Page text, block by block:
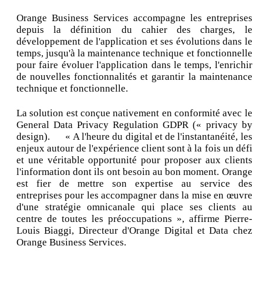
Orange Business Services accompagne les entreprises
depuis la définition du cahier des charges, le
développement de l'application et ses évolutions dans le
temps, jusqu'à la maintenance technique et fonctionnelle
pour faire évoluer l'application dans le temps, l'enrichir
de nouvelles fonctionnalités et garantir la maintenance
technique et fonctionnelle.
La solution est conçue nativement en conformité avec le
General Data Privacy Regulation GDPR (« privacy by
design). « A l'heure du digital et de l'instantanéité, les
enjeux autour de l'expérience client sont à la fois un défi
et une véritable opportunité pour proposer aux clients
l'information dont ils ont besoin au bon moment. Orange
est fier de mettre son expertise au service des
entreprises pour les accompagner dans la mise en œuvre
d'une stratégie omnicanale qui place ses clients au
centre de toutes les préoccupations », affirme Pierre-
Louis Biaggi, Directeur d'Orange Digital et Data chez
Orange Business Services.